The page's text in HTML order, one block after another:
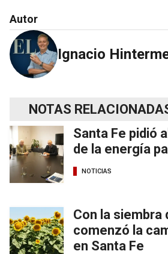
Autor
Ignacio
NOTAS
Santa Fe pidió
de la energía
NOTICIAS
Con la siembra
comenzó la
en Santa Fe